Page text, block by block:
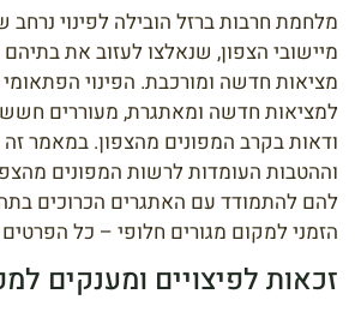
מלחמת חרבות ברזל הובילה לפינוי
מיישובי הצפון, שנאלצו לעזוב את
מציאות חדשה ומורכבת. הפינוי
למציאות חדשה ומאתגרת, מעוררים
ודאות בקרב המפונים מהצפון. במאמר זה
וההטבות העומדות לרשות המפונים
להם להתמודד עם האתגרים הכרוכים
הזמני למקום מגורים חלופי – כל
זכאות לפיצויים ומענקים